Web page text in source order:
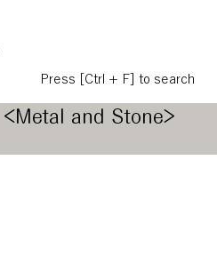
Press [Ctrl + F] to search
<Metal and Stone>